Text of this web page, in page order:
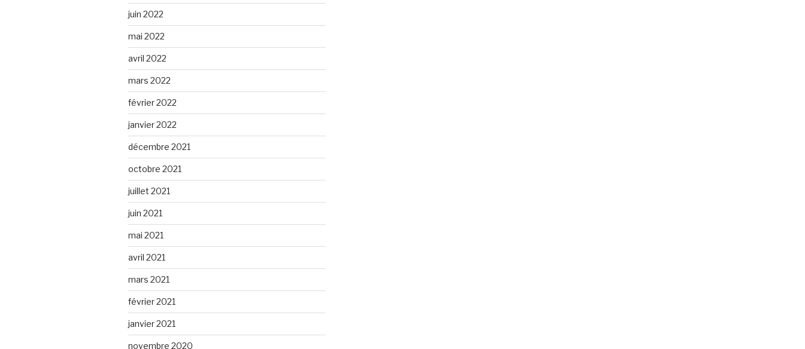
juin 2022
mai 2022
avril 2022
mars 2022
février 2022
janvier 2022
décembre 2021
octobre 2021
juillet 2021
juin 2021
mai 2021
avril 2021
mars 2021
février 2021
janvier 2021
novembre 2020